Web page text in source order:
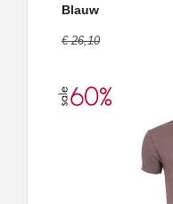
Blauw
€ 26,10